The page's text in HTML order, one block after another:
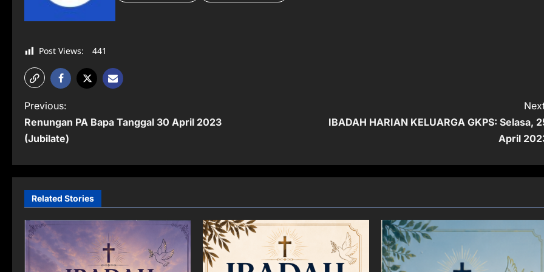
Post Views: 441
P
o
t
n
a
v
i
Previous:
Renungan PA Bapa Tanggal 30 April 2023
(Jubilate)
IBADAH HARIAN KELUARGA GKPS: Selasa,
April
Related Stories